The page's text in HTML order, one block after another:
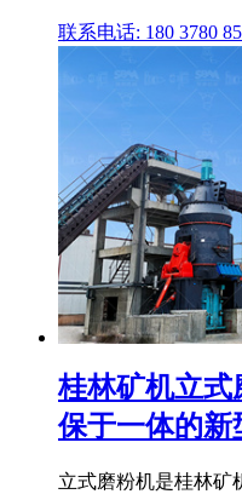
联系电话: 180 3780
桂林矿机立
保于一体的新
立式磨粉机是桂林矿